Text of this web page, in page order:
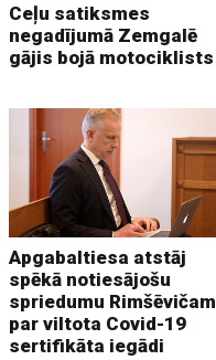
Ceļu satiksmes
negadījumā Zemgalē
gājis bojā motociklists
Apgabaltiesa atstāj
spēkā notiesājošu
spriedumu Rimšēvičam
par viltota Covid-19
sertifikāta iegādi